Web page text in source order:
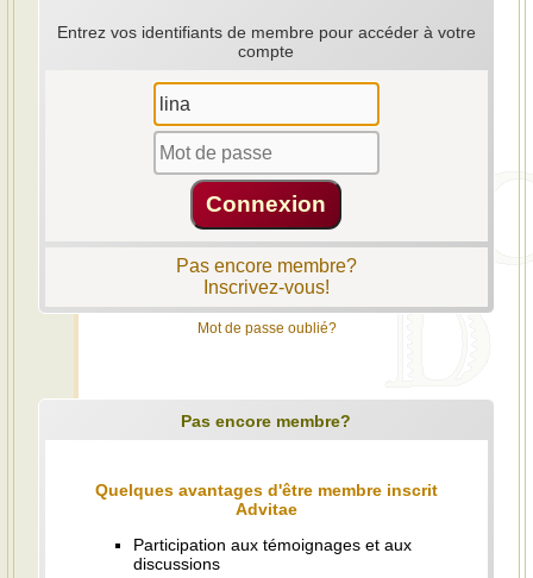
Entrez vos identifiants de membre pour accéder à votre
compte
Pas encore membre?
Inscrivez-vous!
Mot de passe oublié?
Pas encore membre?
Quelques avantages d'être membre inscrit
Advitae
Participation aux témoignages et aux
discussions